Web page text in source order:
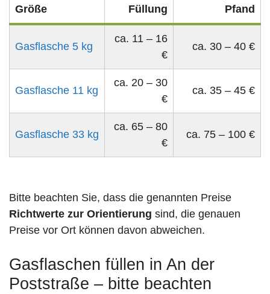
Größe
Füllung
Pfand
Gasflasche 5 kg
ca. 11 – 16
€
ca. 30 – 40 €
Gasflasche 11 kg
ca. 20 – 30
€
ca. 35 – 45 €
Gasflasche 33 kg
ca. 65 – 80
€
ca. 75 – 100 €
Bitte beachten Sie, dass die genannten Preise
Richtwerte zur Orientierung sind, die genauen
Preise vor Ort können davon abweichen.
Gasflaschen füllen in An der
Poststraße – bitte beachten